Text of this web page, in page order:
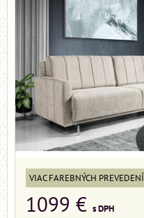
VIAC FAREBNÝCH PREVEDENÍ
1099 € s DPH